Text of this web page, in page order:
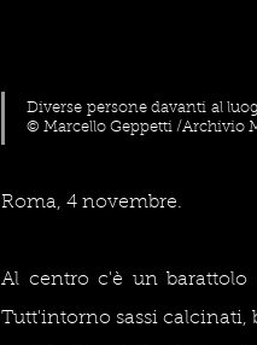
Diverse persone davanti al
© Marcello Geppetti /Archivio
Roma, 4 novembre.
Al centro c'è un
Tutt'intorno sassi